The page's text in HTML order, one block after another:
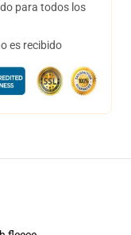
para todos los
es recibido